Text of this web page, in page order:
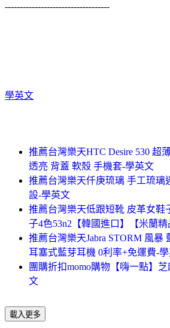
-----------------------------------
學英文
推薦台灣樂天HTC Desire 530 超
透亮 背蓋 軟殼 手機套-學英文
推薦台灣樂天仟庚琉璃 手工琉璃
設-學英文
推薦台灣樂天低跟短靴 皮革女鞋
子4色53n2【韓國進口】【米蘭
推薦台灣樂天Jabra STORM 風暴
耳塞式藍芽耳機 0利率+免運費-
團購折扣momo購物【嗨一點】
文
載入更多